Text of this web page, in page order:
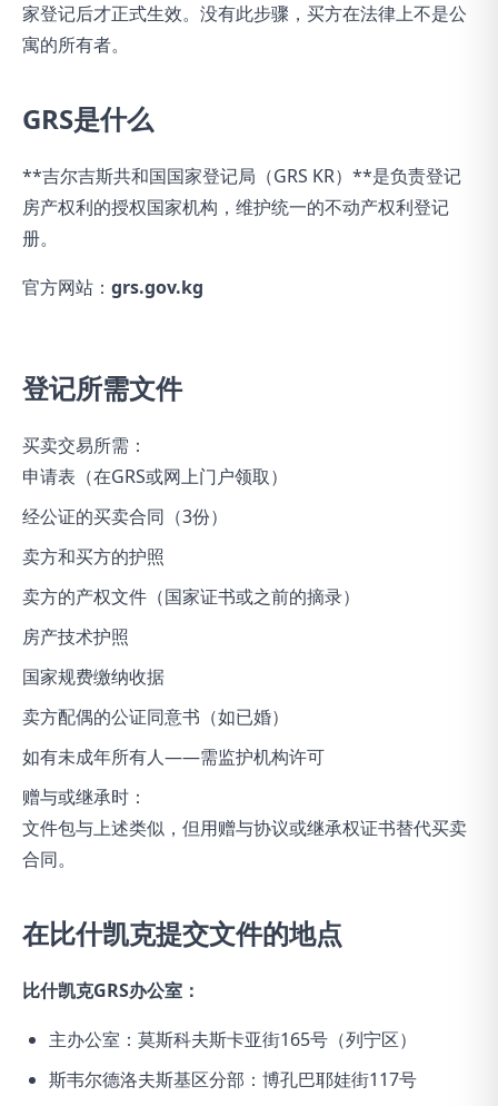
家登记后才正式生效。没有此步骤，买方在法律上不是公
寓的所有者。
GRS是什么
**吉尔吉斯共和国国家登记局（GRS KR）**是负责登记
房产权利的授权国家机构，维护统一的不动产权利登记
册。
官方网站： grs.gov.kg
登记所需文件
买卖交易所需：
申请表（在GRS或网上门户领取）
经公证的买卖合同（3份）
卖方和买方的护照
卖方的产权文件（国家证书或之前的摘录）
房产技术护照
国家规费缴纳收据
卖方配偶的公证同意书（如已婚）
如有未成年所有人——需监护机构许可
赠与或继承时：
文件包与上述类似，但用赠与协议或继承权证书替代买卖
合同。
在比什凯克提交文件的地点
比什凯克GRS办公室：
主办公室：莫斯科夫斯卡亚街165号（列宁区）
斯韦尔德洛夫斯基区分部：博孔巴耶娃街117号